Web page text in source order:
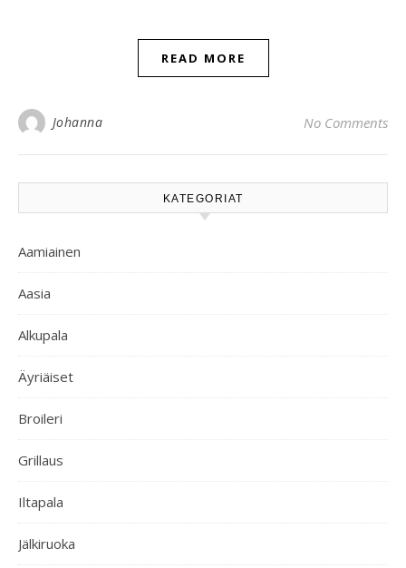
READ MORE
Johanna No Comments
KATEGORIAT
Aamiainen
Aasia
Alkupala
Äyriäiset
Broileri
Grillaus
Iltapala
Jälkiruoka